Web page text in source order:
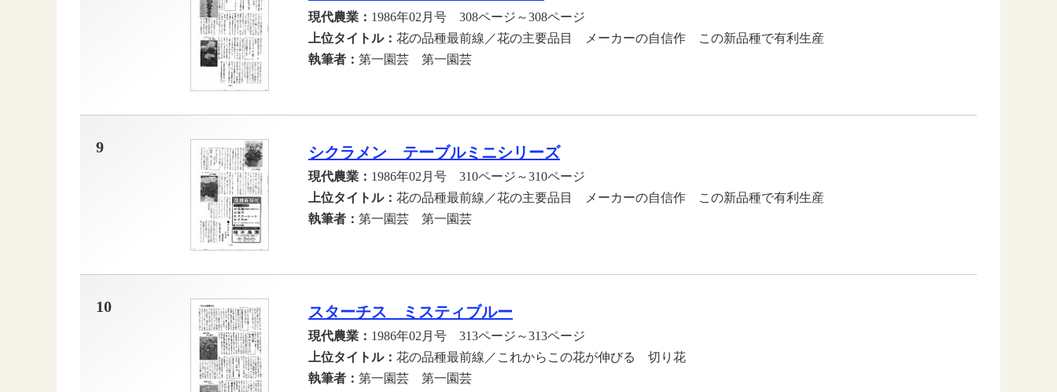
現代農業： 1986年02月号 308ページ～308ページ
上位タイトル： 花の品種最前線／花の主要品目 メーカーの自信作 この新品種で有利生産
執筆者： 第一園芸 第一園芸
9 シクラメン テーブルミニシリーズ
現代農業： 1986年02月号 310ページ～310ページ
上位タイトル： 花の品種最前線／花の主要品目 メーカーの自信作 この新品種で有利生産
執筆者： 第一園芸 第一園芸
10 スターチス ミスティブルー
現代農業： 1986年02月号 313ページ～313ページ
上位タイトル： 花の品種最前線／これからこの花が伸びる 切り花
執筆者： 第一園芸 第一園芸